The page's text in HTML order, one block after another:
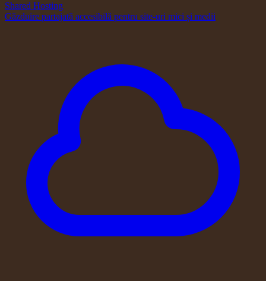
Shared Hosting
Găzduire partajată accesibilă pentru site-uri mici și medii